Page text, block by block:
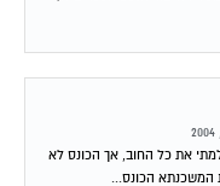
את כל החוב, אך הכונס לא
המשכנתא הכונס...